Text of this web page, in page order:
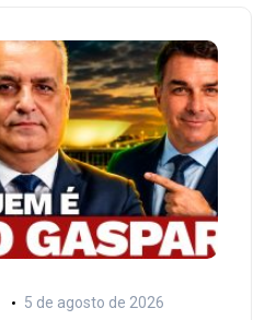
5 de agosto de 2026